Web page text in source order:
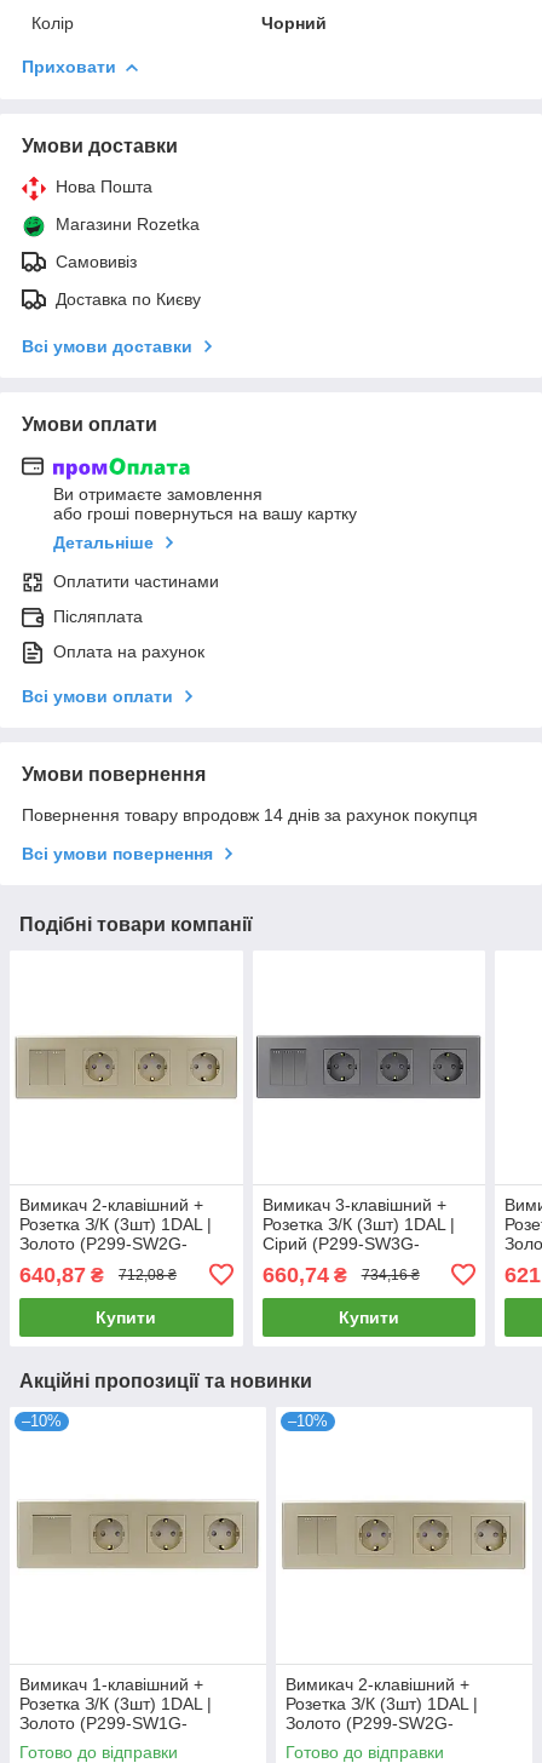
Колір
Чорний
Приховати
Умови доставки
Нова Пошта
Магазини Rozetka
Самовивіз
Доставка по Києву
Всі умови доставки
Умови оплати
Ви отримаєте замовлення
або гроші повернуться на вашу картку
Детальніше
Оплатити частинами
Післяплата
Оплата на рахунок
Всі умови оплати
Умови повернення
Повернення товару впродовж 14 днів за рахунок покупця
Всі умови повернення
Подібні товари компанії
Вимикач 2-клавішний +
Розетка З/К (3шт) 1DAL |
Золото (P299-SW2G-
640,87 ₴ 712,08 ₴
Купити
Вимикач 3-клавішний +
Розетка З/К (3шт) 1DAL |
Сірий (P299-SW3G-
660,74₴ 734,16 ₴
Купити
621
Акційні пропозиції та новинки
–10%
Вимикач 1-клавішний +
Розетка З/К (3шт) 1DAL |
Золото (P299-SW1G-
STX3.GD)
Готово до відправки
–10%
Вимикач 2-клавішний +
Розетка З/К (3шт) 1DAL |
Золото (P299-SW2G-
STX3.GD)
Готово до відправки